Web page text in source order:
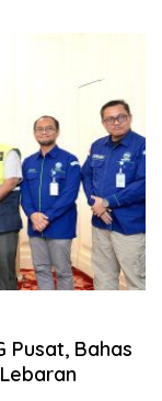
Pusat, Bahas